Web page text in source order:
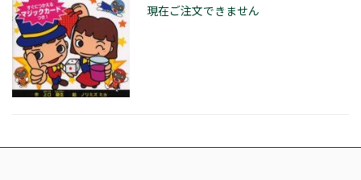
現在ご注文できません